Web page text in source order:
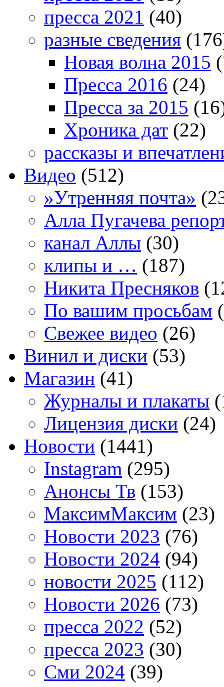
пресса 2021 (40)
разные сведения
Новая волна 2015
Пресса 2016 (24)
Пресса за 2015
Хроника дат (22)
рассказы и
Видео (512)
»Утренняя почта»
Алла Пугачева
канал Аллы (30)
клипы и … (187)
Никита Пресняков
По вашим просьбам
Свежее видео (26)
Винил и диски (53)
Магазин (41)
Журналы и плакаты
Лицензия диски (24)
Новости (1441)
Instagram (295)
Анонсы Тв (153)
МаксимМаксим (23)
Новости 2023 (76)
Новости 2024 (94)
новости 2025 (112)
Новости 2026 (73)
пресса 2022 (52)
пресса 2023 (30)
Сми 2024 (39)